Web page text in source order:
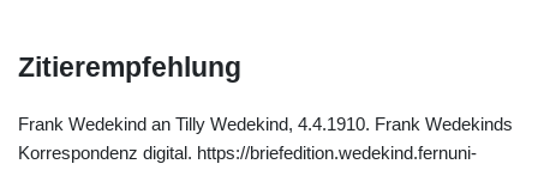
Zitierempfehlung
Frank Wedekind an Tilly Wedekind, 4.4.1910. Frank Wedekinds
Korrespondenz digital. https://briefedition.wedekind.fernuni-